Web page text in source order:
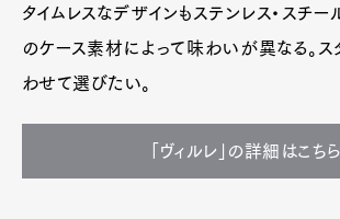
タイムレスなデザインもステンレス・スチー
のケース素材によって味わいが異なる。
わせて選びたい。
「ヴィルレ」の詳細はこちら